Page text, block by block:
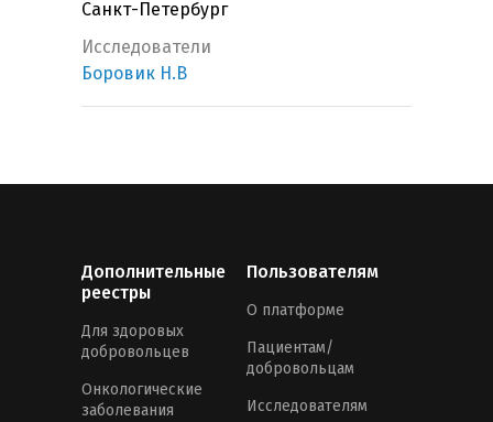
Санкт-Петербург
Исследователи
Боровик Н.В
Дополнительные
реестры
Для здоровых
добровольцев
Онкологические
заболевания
Пользователям
О платформе
Пациентам/
добровольцам
Исследователям